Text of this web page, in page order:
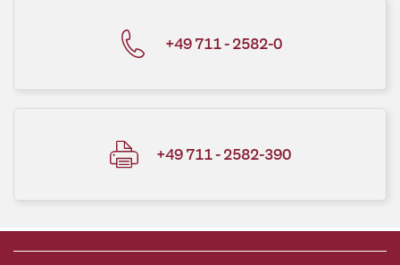
+49 711 - 2582-0
+49 711 - 2582-390